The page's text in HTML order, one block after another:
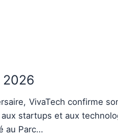
2026
VivaTech confirme
startups et aux
au Parc…